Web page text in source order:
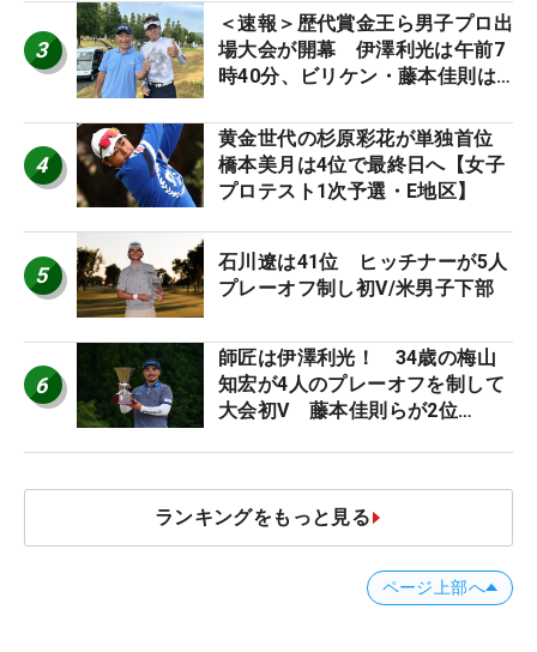
3
＜速報＞歴代賞金王ら男子プロ出
場大会が開幕 伊澤利光は午前7
時40分、ビリケン・藤本佳則は
STAGE JOYX OPEN】
4
黄金世代の杉原彩花が単独首位
橋本美月は4位で最終日へ【女子
プロテスト1次予選・E地区】
5
石川遼は41位 ヒッチナーが5人
プレーオフ制し初V/米男子下部
6
師匠は伊澤利光！ 34歳の梅山
知宏が4人のプレーオフを制して
大会初V 藤本佳則らが2位
ランキングをもっと見る
ページ上部へ